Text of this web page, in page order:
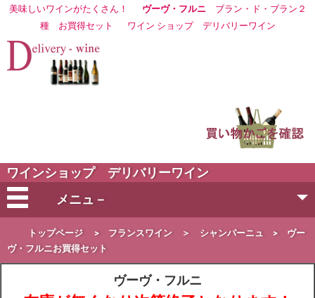
美味しいワインがたくさん！ ヴーヴ・フルニブラン・ド・ブラン２
種 お買得セット
ワイン ショップデリバリーワイン
ワインショップ デリバリーワイン
メニュ－
会社概要
ご注文方法
トップページ > フランスワイン ＞ シャンパーニュ > ヴー
ヴ・フルニお買得セット
ヴーヴ・フルニ